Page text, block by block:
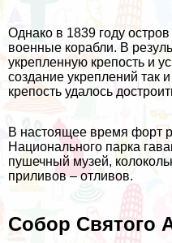
Однако в 1839 году
военные корабли. В
укрепленную крепость и
создание укреплений так
крепость удалось
В настоящее время форт
Национального парка
пушечный музей,
приливов – отливов.
Собор Святого